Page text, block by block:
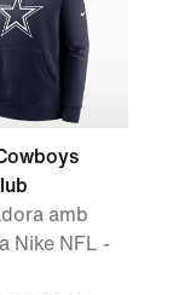
amb
Nike NFL -